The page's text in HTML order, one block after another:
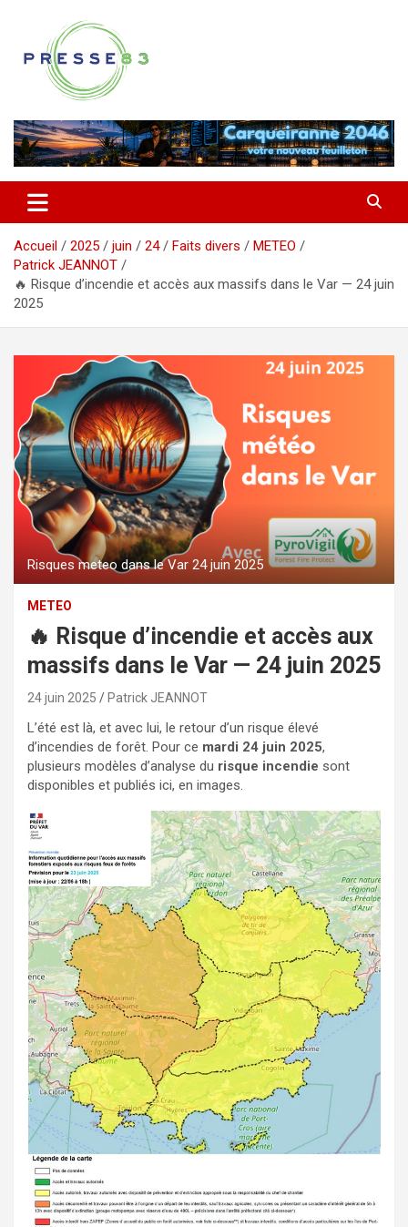
contenu
Presse 83
Accueil 2025 juin 24 Faits divers
METEO
Patrick JEANNOT
🔥 Risque d’incendie et accès aux massifs dans le Var — 24 juin
2025
Risques meteo dans le Var 24 juin 2025
METEO
🔥 Risque d’incendie et accès aux
massifs dans le Var — 24 juin 2025
24 juin 2025 Patrick JEANNOT
L’été est là, et avec lui, le retour d’un risque élevé
d’incendies de forêt. Pour ce mardi 24 juin 2025,
plusieurs modèles d’analyse du risque incendie sont
disponibles et publiés ici, en images.